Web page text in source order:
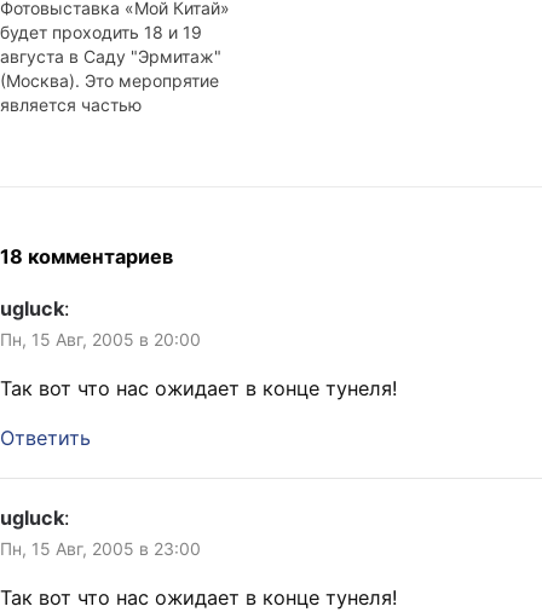
Фотовыставка «Мой Китай»
будет проходить 18 и 19
августа в Саду "Эрмитаж"
(Москва). Это меропрятие
является частью
Победителю,
определённому жюри, от
спонсора и туроператора
New Times S достанется
путешествие в Китай на
увидеть три…
18 комментариев
ugluck:
Пн, 15 Авг, 2005 в 20:00
Так вот что нас ожидает в конце тунеля!
Ответить
ugluck:
Пн, 15 Авг, 2005 в 23:00
Так вот что нас ожидает в конце тунеля!